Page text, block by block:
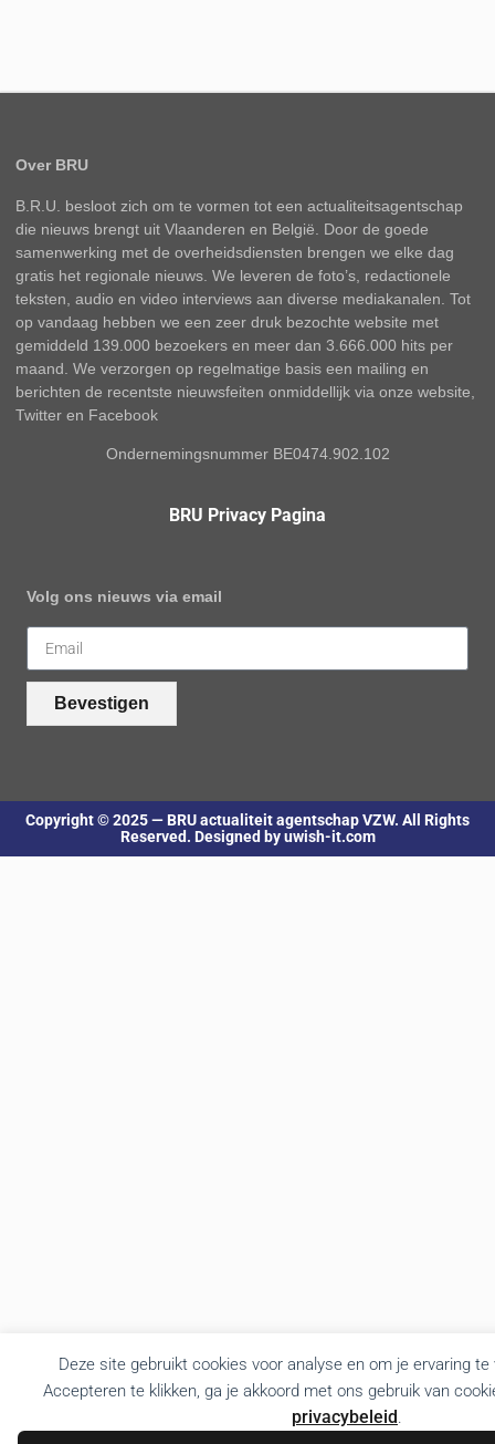
Deze site gebruikt cookies voor analyse en om je ervaring
Accepteren te klikken, ga je akkoord met ons gebruik van
privacybeleid.
Over BRU
B.R.U. besloot zich om te vormen tot een actualiteitsagentschap
die nieuws brengt uit Vlaanderen en België. Door de goede
samenwerking met de overheidsdiensten brengen we elke dag
gratis het regionale nieuws. We leveren de foto’s, redactionele
teksten, audio en video interviews aan diverse mediakanalen. Tot
op vandaag hebben we een zeer druk bezochte website met
gemiddeld 139.000 bezoekers en meer dan 3.666.000 hits per
maand. We verzorgen op regelmatige basis een mailing en
berichten de recentste nieuwsfeiten onmiddellijk via onze website,
Twitter en Facebook
Ondernemingsnummer BE0474.902.102
BRU Privacy Pagina
Volg ons nieuws via email
Bevestigen
Copyright © 2025 — BRU actualiteit agentschap VZW. All Rights
Reserved. Designed by uwish-it.com